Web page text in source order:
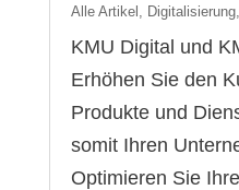
Alle Artikel Digitalisierung,
KMU Digital und
Erhöhen Sie den
Produkte und
somit Ihren
Optimieren Sie